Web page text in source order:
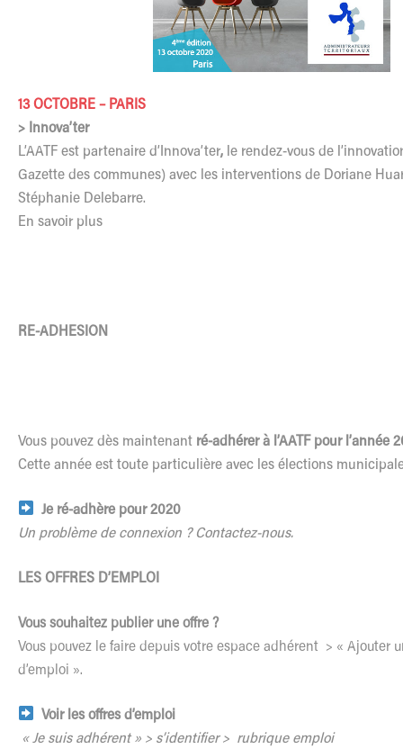
13 OCTOBRE – PARIS
> Innova’ter
L’AATF est partenaire d’Innova’ter, le rendez-vous de
Gazette des communes) avec les interventions de Doriane
Stéphanie Delebarre.
En savoir plus
RE-ADHESION
Vous pouvez dès maintenant ré-adhérer à l’AATF pour l’année
Cette année est toute particulière avec les élections
Je ré-adhère pour 2020
Un problème de connexion ? Contactez-nous.
LES OFFRES D’EMPLOI
Vous souhaitez publier une offre ?
Vous pouvez le faire depuis votre espace adhérent > « Ajouter
d’emploi ».
Voir les offres d’emploi
« Je suis adhérent » > s’identifier > rubrique emploi